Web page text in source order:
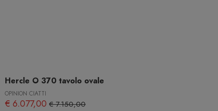
Hercle O 370 tavolo ovale
OPINION CIATTI
€ 6.077,00 € 7.150,00